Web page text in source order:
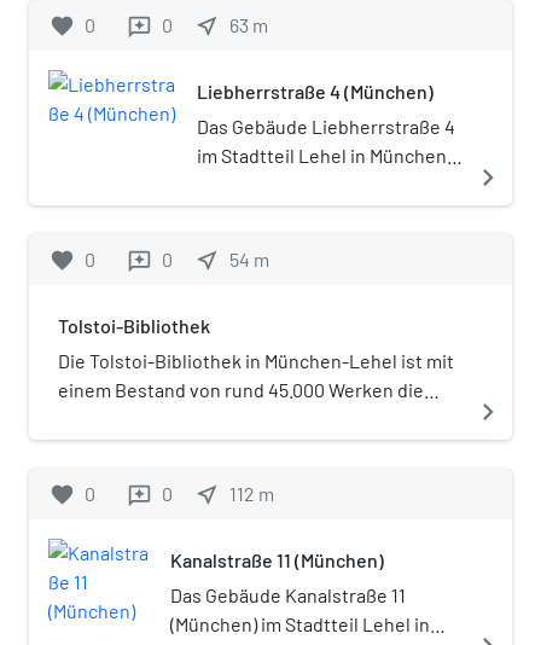
favorite 0 reviews 0 near_me 63 m
Liebherrstraße 4 (München)
Das Gebäude Liebherrstraße 4
im Stadtteil Lehel in München
Wohnhaus ist ein geschütztes
navigate_next
favorite 0 reviews 0 near_me 54 m
Tolstoi-Bibliothek
Die Tolstoi-Bibliothek in München-Lehel ist mit
einem Bestand von rund 45.000 Werken die
Bibliothek in Westeuropa. Sie wird heute vom
Bibliothek ist eine Präsenz- und Leihbibliothek,
die einer breiten Öffentlichkeit zugänglich ist.
Sie ist zugleich ein „unabhängiges, nicht
kommerzielles Kulturzentrum“ zur „Förderung,
Erhaltung und Vermittlung russischer Kultur in
navigate_next
favorite 0 reviews 0 near_me 112 m
Kanalstraße 11 (München)
Das Gebäude Kanalstraße 11
(München) im Stadtteil Lehel in